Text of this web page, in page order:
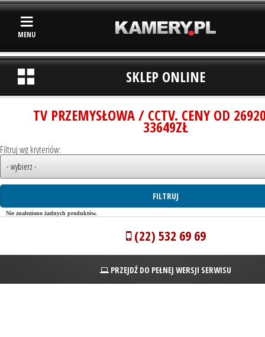
MENU
SKLEP ONLINE
TV PRZEMYSŁOWA / CCTV. CENY OD
33649ZŁ
Filtruj wg kryteriów:
Nie znaleziono żadnych produktów.
(22) 532 69 69
PRZEJDŹ DO PEŁNEJ WERSJI SERWISU